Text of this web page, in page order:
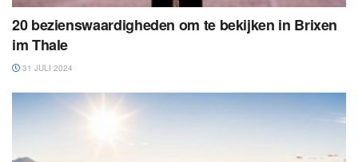
20 bezienswaardigheden om te bekijken in Brixen
im Thale
31 JULI 2024